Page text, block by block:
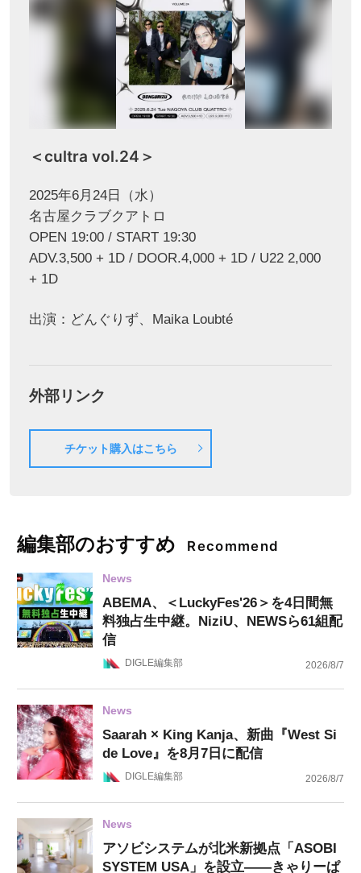
＜cultra vol.24＞
2025年6月24日（水）
名古屋クラブクアトロ
OPEN 19:00 / START 19:30
ADV.3,500 + 1D / DOOR.4,000 + 1D / U22 2,000
+ 1D
出演：どんぐりず、Maika Loubté
外部リンク
チケット購入はこちら
編集部のおすすめ Recommend
News
ABEMA、＜LuckyFes'26＞を4日間無
料独占生中継。NiziU、NEWSら61組配
信
DIGLE編集部 2026/8/7
News
Saarah × King Kanja、新曲『West Si
de Love』を8月7日に配信
DIGLE編集部 2026/8/7
News
アソビシステムが北米新拠点「ASOBI
SYSTEM USA」を設立——きゃりーぱ